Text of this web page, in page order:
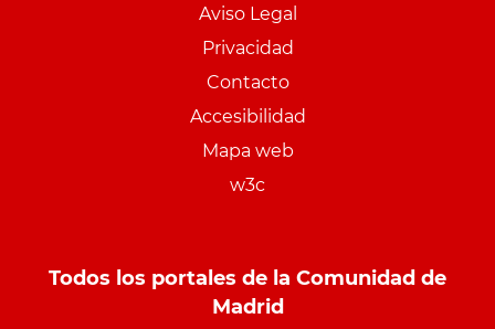
Aviso Legal
Privacidad
Contacto
Accesibilidad
Mapa web
w3c
Todos los portales de la Comunidad de
Madrid